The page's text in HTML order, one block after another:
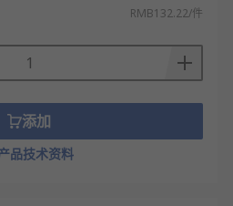
RMB132.22/件
添加
品技术资料